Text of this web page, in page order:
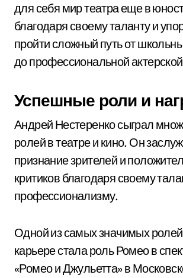
для себя мир театра еще в
благодаря своему таланту и
пройти сложный путь от
до профессиональной
Успешные роли и
Андрей Нестеренко сыграл
ролей в театре и кино. Он
признание зрителей и
критиков благодаря своему
профессионализму.
Одной из самых значимых ролей
карьере стала роль Ромео в
«Ромео и Джульетта» в